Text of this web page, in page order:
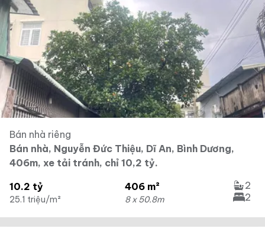
Bán nhà riêng
Bán nhà, Nguyễn Đức Thiệu, Dĩ An, Bình Dương,
406m, xe tải tránh, chỉ 10,2 tỷ.
10.2 tỷ
25.1 triệu/m²
406 m²
8 x 50.8m
2
2